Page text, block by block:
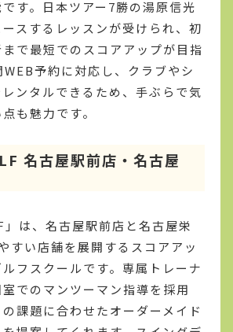
す。日本ツアー7勝の湯原信光
スするレッスンが受けられ、初
で最短でのスコアアップが目指
予約に対応し、クラブやシ
ンタルできるため、手ぶらで気
も魅力です。
名古屋駅前店・名古屋
」は、名古屋駅前店と名古屋栄
すい店舗を展開するスコアアッ
フスクールです。専属トレーナ
でのマンツーマン指導を採用
課題に合わせたオーダーメイド